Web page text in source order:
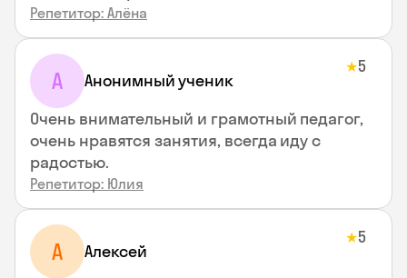
Репетитор: Алёна
А Анонимный ученик
★5
Очень внимательный и грамотный педагог,
очень нравятся занятия, всегда иду с
радостью.
Репетитор: Юлия
А Алексей
★5